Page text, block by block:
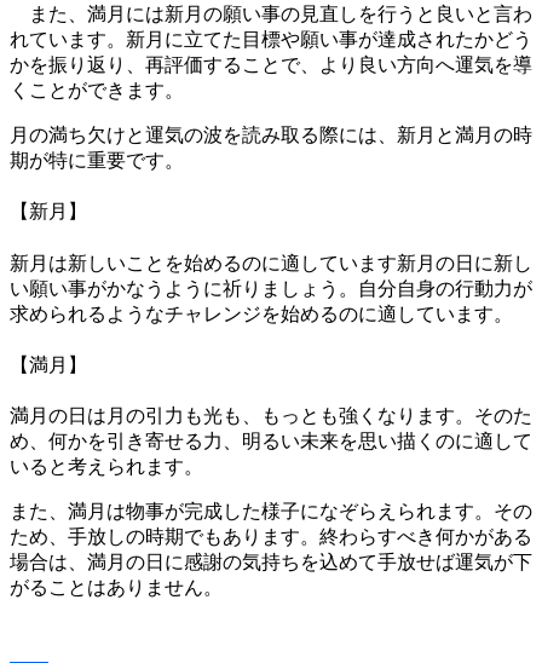
また、満月には新月の願い事の見直しを行うと良いと言わ
れています。新月に立てた目標や願い事が達成されたかどう
かを振り返り、再評価することで、より良い方向へ運気を導
くことができます。
月の満ち欠けと運気の波を読み取る際には、新月と満月の時
期が特に重要です。
【新月】
新月は新しいことを始めるのに適しています新月の日に新し
い願い事がかなうように祈りましょう。自分自身の行動力が
求められるようなチャレンジを始めるのに適しています。
【満月】
満月の日は月の引力も光も、もっとも強くなります。そのた
め、何かを引き寄せる力、明るい未来を思い描くのに適して
いると考えられます。
また、満月は物事が完成した様子になぞらえられます。その
ため、手放しの時期でもあります。終わらすべき何かがある
場合は、満月の日に感謝の気持ちを込めて手放せば運気が下
がることはありません。